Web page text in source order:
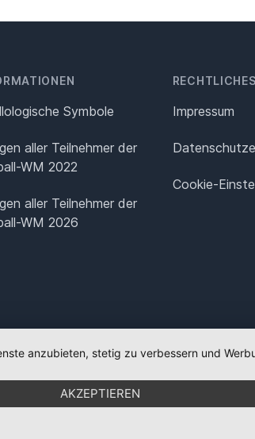
Symbole
aller Teilnehmer der
WM 2022
aller Teilnehmer der
WM 2026
RECHTLICHES
Impressum
Cookie-
anzubieten, stetig zu verbessern und
AKZEPTIEREN